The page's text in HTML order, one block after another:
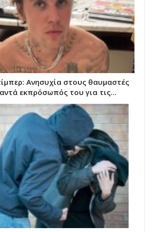
Ανησυχία στους θαυμαστές
εκπρόσωπός του για τις…